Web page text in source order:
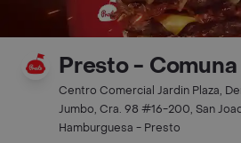
Presto - Comuna
Centro Comercial Jardin Plaza,
Jumbo, Cra. 98 #16-200, San
Hamburguesa - Presto